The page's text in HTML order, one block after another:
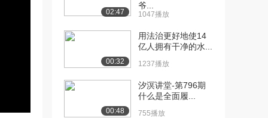
02:47
爷...
1047播放
00:32
用法治更好地使14
亿人拥有干净的水...
1237播放
00:48
汐溟讲堂-第796期
什么是全面履...
755播放